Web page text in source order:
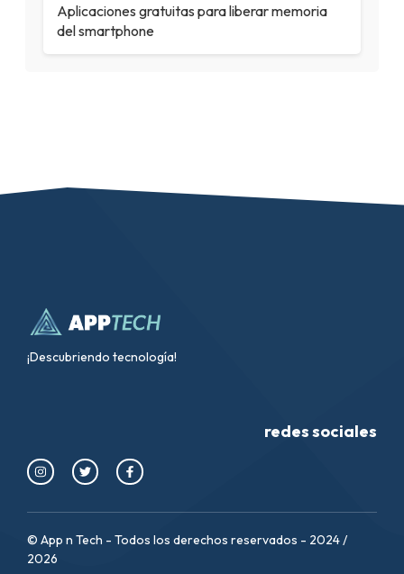
Aplicaciones gratuitas para liberar memoria
del smartphone
¡Descubriendo tecnología!
redes sociales
© App n Tech - Todos los derechos reservados - 2024 /
2026